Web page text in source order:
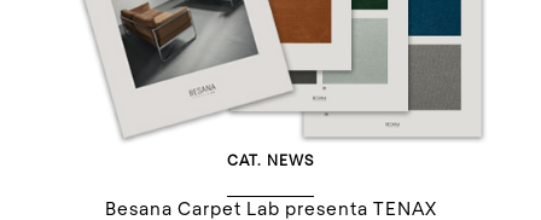
CAT. NEWS
Besana Carpet Lab presenta TENAX